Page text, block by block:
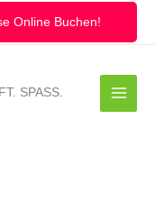
Online Buchen!
SPASS.